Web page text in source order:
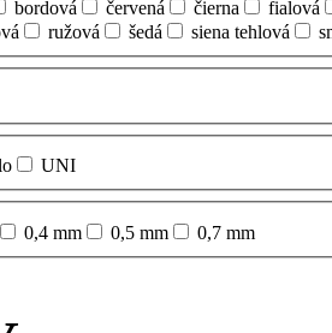
bordová červená čierna
fialová
ružová šedá siena tehlová
UNI
0,4 mm 0,5 mm 0,7 mm